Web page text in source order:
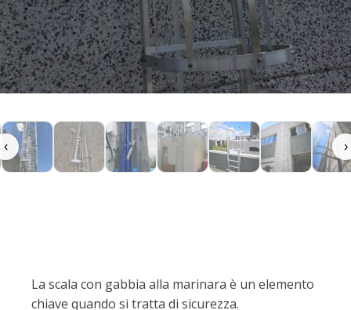
‹ ›
La scala con gabbia alla marinara è un elemento
chiave quando si tratta di sicurezza.